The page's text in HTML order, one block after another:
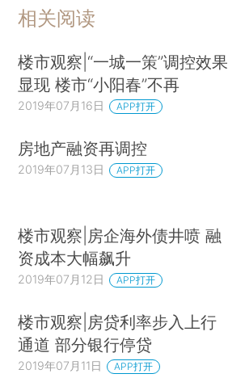
相关阅读
楼市观察|“一城一策”调控效果
显现 楼市“小阳春”不再
2019年07月16日 APP打开
房地产融资再调控
2019年07月13日 APP打开
楼市观察|房企海外债井喷 融
资成本大幅飙升
2019年07月12日 APP打开
楼市观察|房贷利率步入上行
通道 部分银行停贷
2019年07月11日 APP打开